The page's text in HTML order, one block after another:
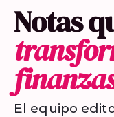
Notas
El equipo